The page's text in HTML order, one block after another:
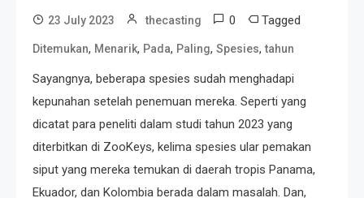
23 July 2023 thecasting 0 Tagged
Ditemukan, Menarik, Pada, Paling, Spesies,tahun
Sayangnya, beberapa spesies sudah menghadapi
kepunahan setelah penemuan mereka. Seperti yang
dicatat para peneliti dalam studi tahun 2023 yang
diterbitkan di ZooKeys, kelima spesies ular pemakan
siput yang mereka temukan di daerah tropis Panama,
Ekuador, dan Kolombia berada dalam masalah. Dan,